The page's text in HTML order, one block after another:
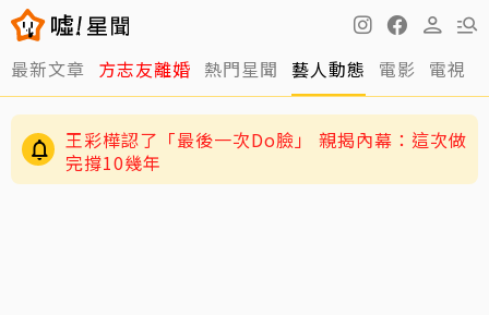
最新文章 方志友離婚 熱門星聞 藝人動態 電影 電視
王彩樺認了「最後一次Do臉」 親揭內幕：這次做
完撐10幾年